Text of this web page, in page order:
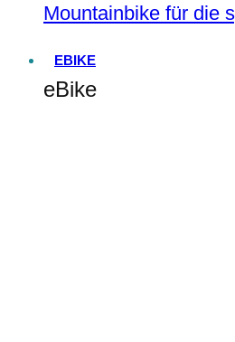
Mountainbike für die
EBIKE
eBike